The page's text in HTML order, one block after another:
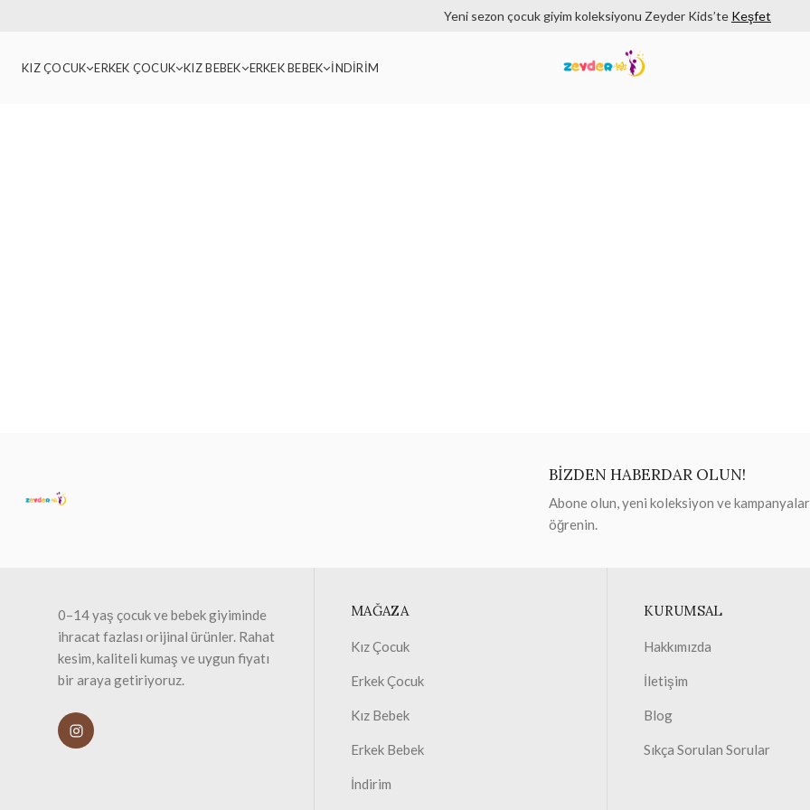
Yeni sezon çocuk giyim koleksiyonu Zeyder Kids’te Keşfet
KIZ ÇOCUK ERKEK ÇOCUK KIZ BEBEK ERKEK BEBEK İNDİRİM
BİZDEN HABERDAR OLUN!
Abone olun, yeni koleksiyon ve
öğrenin.
0–14 yaş çocuk ve bebek giyiminde
ihracat fazlası orijinal ürünler. Rahat
kesim, kaliteli kumaş ve uygun fiyatı
bir araya getiriyoruz.
MAĞAZA
Kız Çocuk
Erkek Çocuk
Kız Bebek
Erkek Bebek
İndirim
KURUMSAL
Hakkımızda
İletişim
Blog
Sıkça Sorulan Sorular